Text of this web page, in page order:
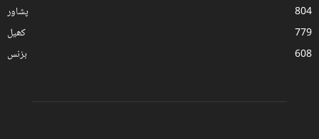
پشاور
804
کھیل
779
بزنس
608